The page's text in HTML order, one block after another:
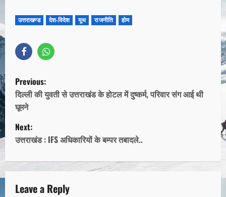
उत्तराखण्ड देश-विदेश यूथ राजनीति होम
Previous:
दिल्ली की युवती से उत्तराखंड के होटल में दुष्कर्म, परिवार संग आई थी
घूमने
Next:
उत्तराखंड : IFS अधिकारियों के बम्पर तबादले..
Leave a Reply